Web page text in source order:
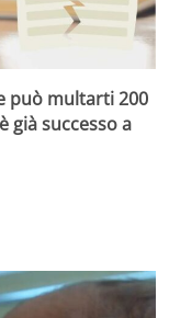
può multarti 200
già successo a